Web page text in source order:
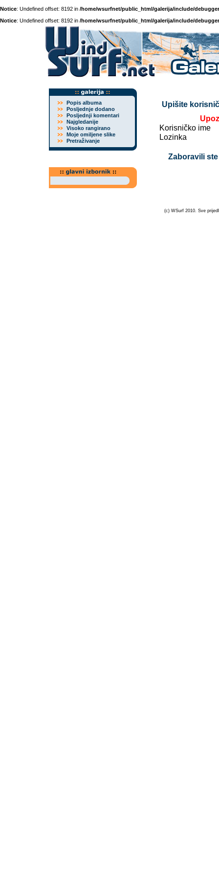
Notice: Undefined offset: 8192 in /home/wsurfnet/public_html/galerija/include/
Notice: Undefined offset: 8192 in /home/wsurfnet/public_html/galerija/include/
Popis albuma
Posljednje dodano
Posljednji komentari
Najgledanije
Visoko rangirano
Moje omiljene slike
Pretraživanje
Upišite
Korisničko ime
Lozinka
Zaboravili
(c) WSurf 2010. Sve